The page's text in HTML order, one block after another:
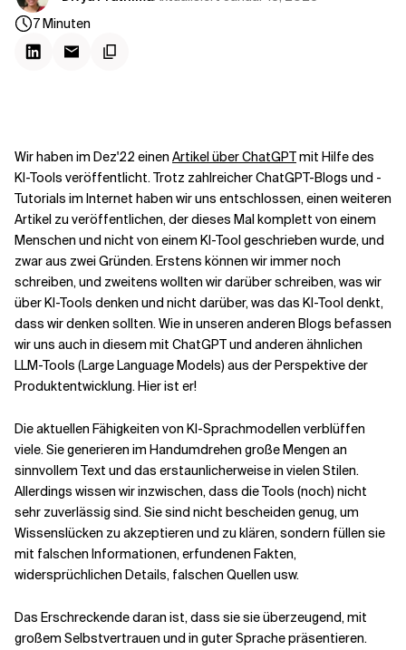
Verwandte Themen
7Minuten
Wir haben im Dez'22 einen Artikel über ChatGPTmit Hilfe des
KI-Tools veröffentlicht. Trotz zahlreicher ChatGPT-Blogs und -
Tutorials im Internet haben wir uns entschlossen, einen weiteren
Artikel zu veröffentlichen, der dieses Mal komplett von einem
Menschen und nicht von einem KI-Tool geschrieben wurde, und
zwar aus zwei Gründen. Erstens können wir immer noch
schreiben, und zweitens wollten wir darüber schreiben, was wir
über KI-Tools denken und nicht darüber, was das KI-Tool denkt,
dass wir denken sollten. Wie in unseren anderen Blogs befassen
wir uns auch in diesem mit ChatGPT und anderen ähnlichen
LLM-Tools (Large Language Models) aus der Perspektive der
Produktentwicklung. Hier ist er!
Die aktuellen Fähigkeiten von KI-Sprachmodellen verblüffen
viele. Sie generieren im Handumdrehen große Mengen an
sinnvollem Text und das erstaunlicherweise in vielen Stilen.
Allerdings wissen wir inzwischen, dass die Tools (noch) nicht
sehr zuverlässig sind. Sie sind nicht bescheiden genug, um
Wissenslücken zu akzeptieren und zu klären, sondern füllen sie
mit falschen Informationen, erfundenen Fakten,
widersprüchlichen Details, falschen Quellen usw.
Das Erschreckende daran ist, dass sie sie überzeugend, mit
großem Selbstvertrauen und in guter Sprache präsentieren.